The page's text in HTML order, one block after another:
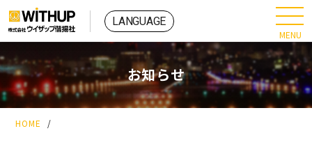
お知らせ
HOME /